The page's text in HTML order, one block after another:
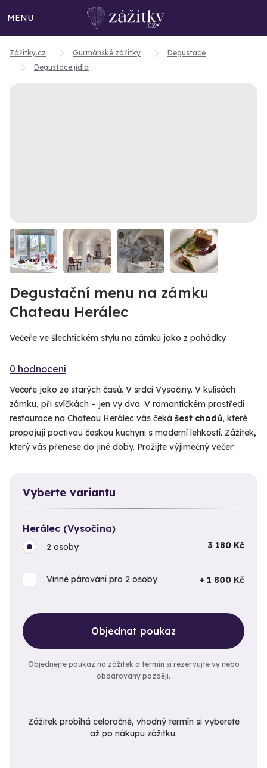
MENU
Zážitky.cz Gurmánské zážitky
Degustace
Degustace jídla
Degustační menu na zámku
Chateau Herálec
Večeře ve šlechtickém stylu na zámku jako z pohádky.
0 hodnocení
Večeře jako ze starých časů. V srdci Vysočiny. V kulisách
zámku, při svíčkách – jen vy dva. V romantickém prostředí
restaurace na Chateau Herálec vás čeká šest chodů, které
propojují poctivou českou kuchyni s moderní lehkostí. Zážitek,
který vás přenese do jiné doby. Prožijte výjimečný večer!
Vyberte variantu
Herálec (Vysočina)
2 osoby 3 180 Kč
Vinné párování pro 2 osoby + 1 800 Kč
Objednat poukaz
Objednejte poukaz na zážitek a termín si rezervujte vy nebo
obdarovaný později.
Zážitek probíhá celoročně, vhodný termín si vyberete
až po nákupu zážitku.